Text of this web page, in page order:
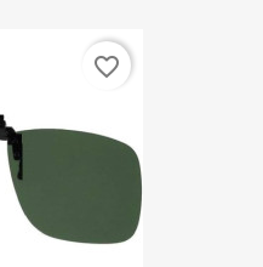
favorite_border